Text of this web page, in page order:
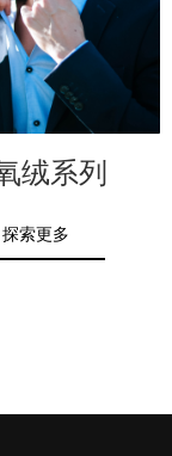
绒系列
探索更多